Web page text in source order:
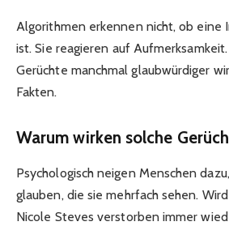
Algorithmen erkennen nicht, ob eine
ist. Sie reagieren auf
Gerüchte manchmal glaubwürdiger
Fakten.
Warum wirken solche
Psychologisch neigen Menschen
glauben, die sie mehrfach sehen.
Nicole Steves verstorben immer